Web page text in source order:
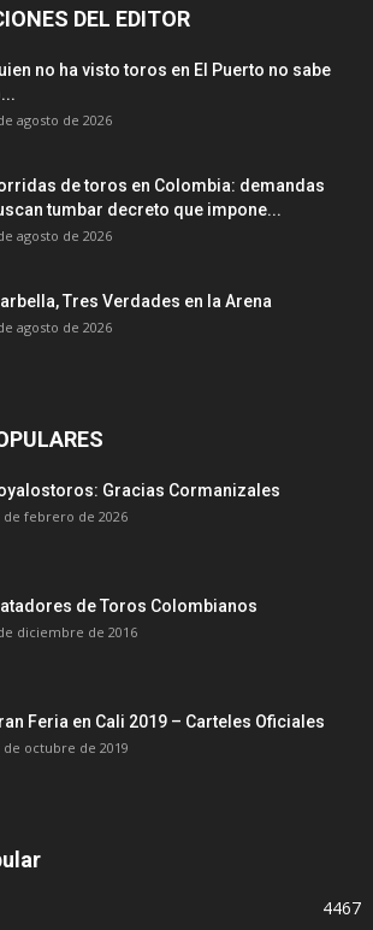
DEL EDITOR
no ha visto toros en El Puerto no sabe
agosto de 2026
de toros en Colombia: demandas
tumbar decreto que impone...
agosto de 2026
Tres Verdades en la Arena
agosto de 2026
Gracias Cormanizales
de febrero de 2026
de Toros Colombianos
diciembre de 2016
Feria en Cali 2019 – Carteles Oficiales
de octubre de 2019
4467